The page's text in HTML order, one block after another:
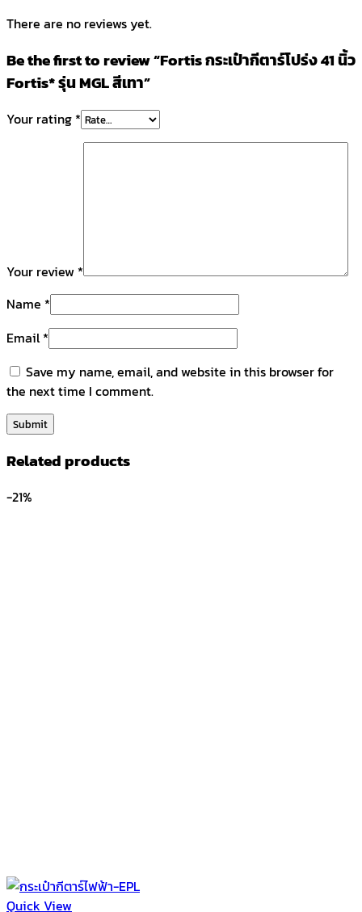
There are no reviews yet.
Be the first to review “Fortis กระเป๋ากีตาร์โปร่ง 41 นิ้ว
Fortis* รุ่น MGL สีเทา”
Your rating *
Your review *
Name *
Email*
Save my name, email, and website in this browser for
the next time I comment.
Related products
-21%
Quick View